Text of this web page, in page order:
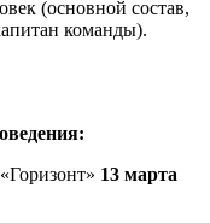
(основной состав,
команды).
13 марта